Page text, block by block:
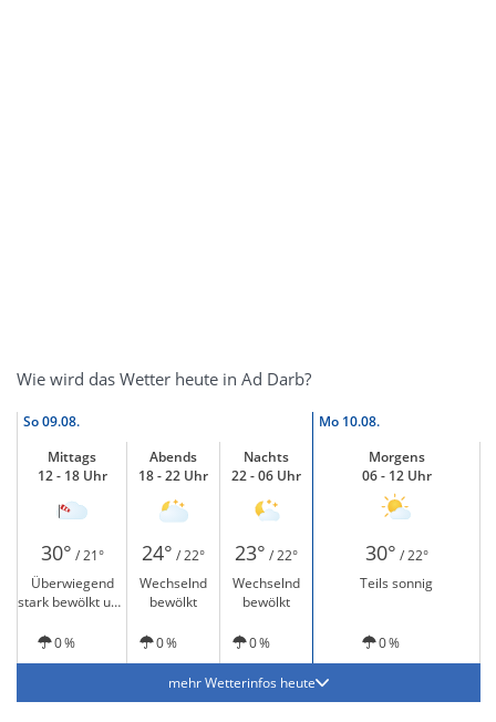
Wie wird das Wetter heute in Ad Darb?
So09.08. Mo 10.08.
Mittags
12 - 18 Uhr
Abends
18 - 22 Uhr
Nachts
22 - 06 Uhr
Morgens
06 - 12 Uhr
30° / 21° 24° / 22° 23° / 22° 30° / 22°
Überwiegend
stark bewölkt und
Wechselnd
bewölkt
Wechselnd
bewölkt
Teils sonnig
0 % 0 % 0 % 0 %
mehr Wetterinfos heute